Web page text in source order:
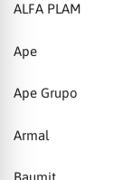
ALFA PLAM
Ape
Ape Grupo
Armal